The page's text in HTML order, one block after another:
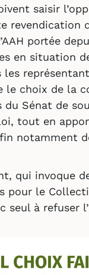
saisir
revendication
portée
en situation
les
le choix de la
du Sénat de
tout en
notamment
qui invoque
pour le
seul à refuser